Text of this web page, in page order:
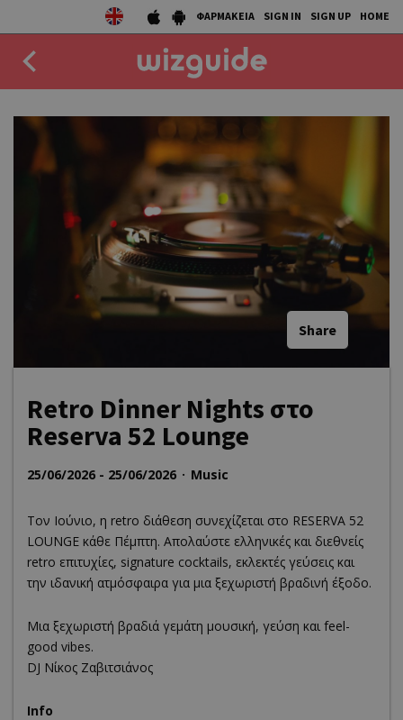
ΦΑΡΜΑΚΕΙΑ SIGN IN SIGN UP HOME
DRINK
NEWS
Share
Retro Dinner Nights στο
Reserva 52 Lounge
25/06/2026 - 25/06/2026 Music
Τον Ιούνιο, η retro διάθεση συνεχίζεται στο RESERVA 52
LOUNGE κάθε Πέμπτη. Απολαύστε ελληνικές και διεθνείς
retro επιτυχίες, signature cocktails, εκλεκτές γεύσεις και
την ιδανική ατμόσφαιρα για μια ξεχωριστή βραδινή έξοδο.
Μια ξεχωριστή βραδιά γεμάτη μουσική, γεύση και feel-
good vibes.
DJ Νίκος Ζαβιτσιάνος
Info